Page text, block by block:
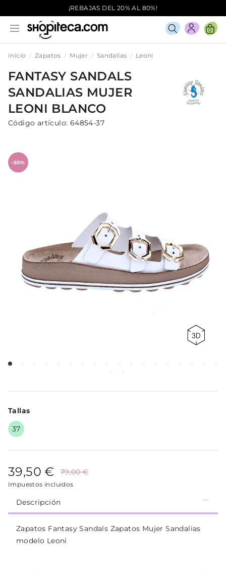
¡REBAJAS DEL 20% AL 80%!
0
Inicio Zapatos Mujer Sandalias Leoni
FANTASY SANDALS
SANDALIAS MUJER
LEONI BLANCO
Código artículo: 64854-37
-50%
Tallas
37
39,50 € 79,00 €
Impuestos incluidos
Descripción
Zapatos Fantasy Sandals Zapatos Mujer Sandalias
modelo Leoni